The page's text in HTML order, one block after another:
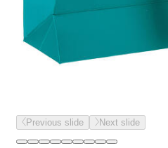
Previous slide Next slide